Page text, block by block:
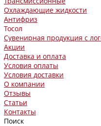
Охлаждающие жидкости
Антифриз
Тосол
Сувенирная продукция с
Акции
Доставка и оплата
Условия оплаты
Условия доставки
О компании
Отзывы
Статьи
Контакты
Поиск